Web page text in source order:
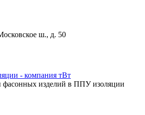
Московское ш., д. 50
фасонных изделий в ППУ изоляции